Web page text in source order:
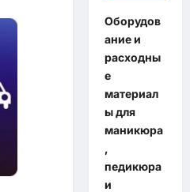
Оборудов
ание и
расходны
е
материал
ы для
маникюра
,
педикюра
и